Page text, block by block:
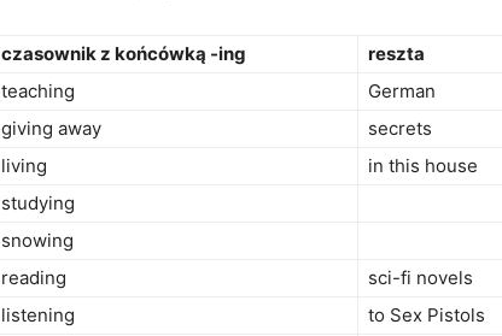
czasownik z końcówką -ing
reszta
teaching
German
giving away
secrets
living
in this house
studying
snowing
reading
sci-fi novels
listening
to Sex Pistols